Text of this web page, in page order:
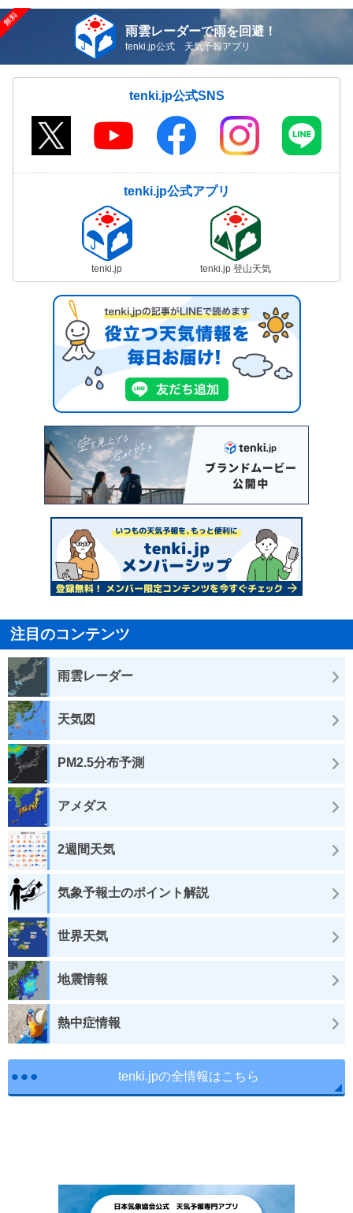
雨雲レーダーで雨を回避！
tenki.jp公式 天気予報アプリ
tenki.jp公式SNS
tenki.jp公式アプリ
tenki.jp tenki.jp 登山天気
注目のコンテンツ
雨雲レーダー
天気図
PM2.5分布予測
アメダス
2週間天気
気象予報士のポイント解説
世界天気
地震情報
熱中症情報
tenki.jpの全情報はこちら